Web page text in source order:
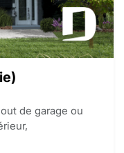
de garage ou